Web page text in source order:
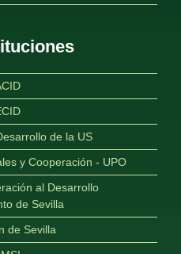
de la US
y Cooperación - UPO
al Desarrollo
de Sevilla
de Sevilla